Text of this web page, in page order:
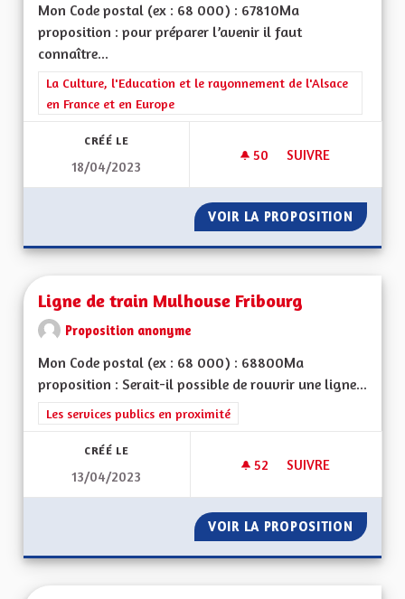
Mon Code postal (ex : 68 000) : 67810Ma
proposition : pour préparer l’avenir il faut
connaître...
Filtrer les résultats de la catégorie : La Culture, l'Education et
La Culture, l'Education et le rayonnement de l'Alsace
en France et en Europe
CRÉÉ LE
18/04/2023
50 50 ABONNÉS
SUIVRE
VOIR LA PROPOSITION
Ligne de train Mulhouse Fribourg
Proposition anonyme
Mon Code postal (ex : 68 000) : 68800Ma
proposition : Serait-il possible de rouvrir une ligne...
Filtrer les résultats de la catégorie : Les services publics en
Les services publics en proximité
CRÉÉ LE
13/04/2023
52 52 ABONNÉS
SUIVRE
VOIR LA PROPOSITION LIGNE